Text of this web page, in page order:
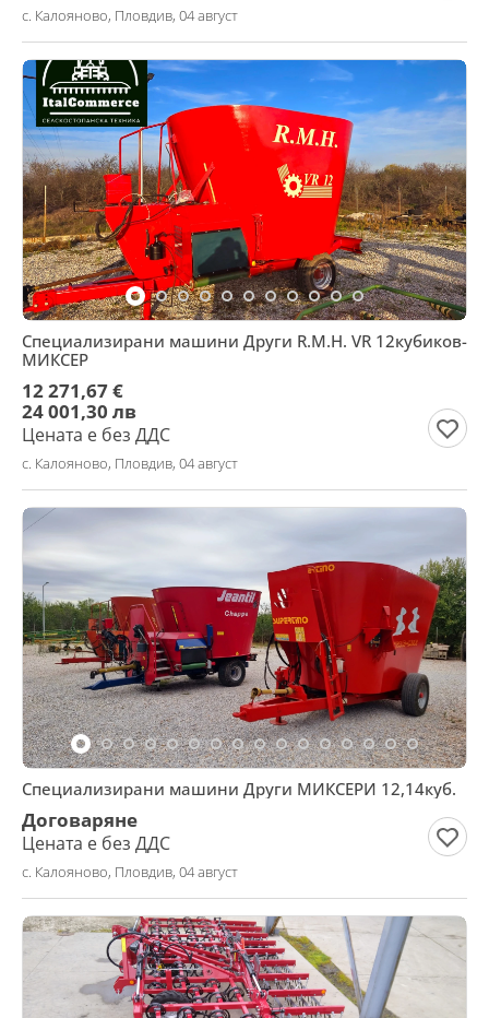
с. Калояново, Пловдив, 04 август
Специализирани машини Други R.M.H. VR 12кубиков-
МИКСЕР
12 271,67 €
24 001,30 лв
Цената е без ДДС
с. Калояново, Пловдив, 04 август
Специализирани машини Други МИКСЕРИ 12,14куб.
Договаряне
Цената е без ДДС
с. Калояново, Пловдив, 04 август